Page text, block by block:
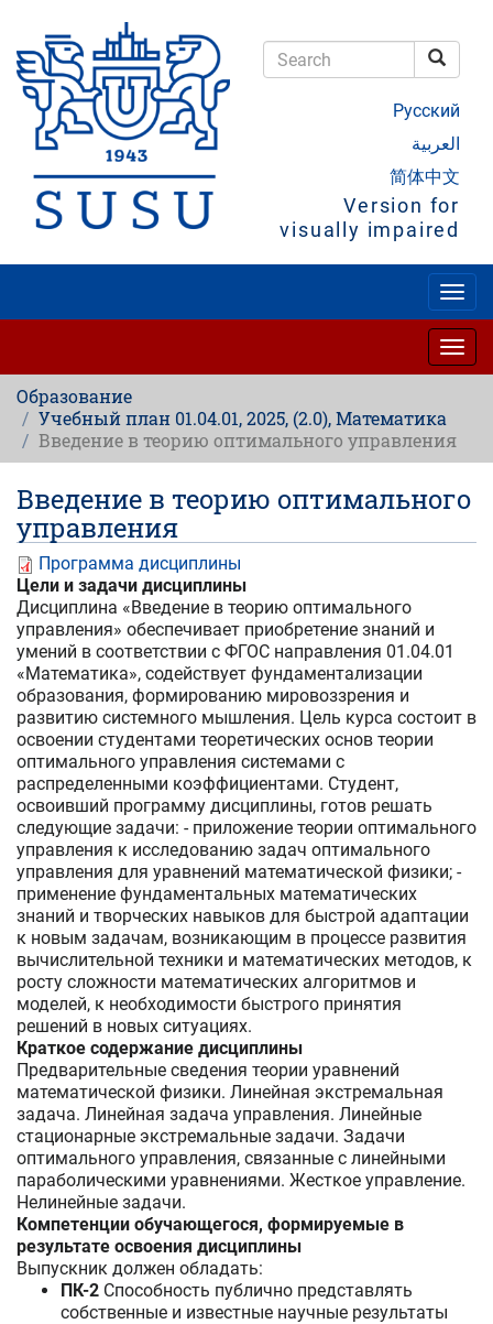
main
content
Русский
العربية
简体中文
Version for
visually impaired
Образование
Учебный план 01.04.01, 2025, (2.0), Математика
Введение в теорию оптимального управления
Введение в теорию оптимального
управления
Программа дисциплины
Цели и задачи дисциплины
Дисциплина «Введение в теорию оптимального
управления» обеспечивает приобретение знаний и
умений в соответствии с ФГОС направления 01.04.01
«Математика», содействует фундаментализации
образования, формированию мировоззрения и
развитию системного мышления. Цель курса состоит в
освоении студентами теоретических основ теории
оптимального управления системами с
распределенными коэффициентами. Студент,
освоивший программу дисциплины, готов решать
следующие задачи: - приложение теории оптимального
управления к исследованию задач оптимального
управления для уравнений математической физики; -
применение фундаментальных математических
знаний и творческих навыков для быстрой адаптации
к новым задачам, возникающим в процессе развития
вычислительной техники и математических методов, к
росту сложности математических алгоритмов и
моделей, к необходимости быстрого принятия
решений в новых ситуациях.
Краткое содержание дисциплины
Предварительные сведения теории уравнений
математической физики. Линейная экстремальная
задача. Линейная задача управления. Линейные
стационарные экстремальные задачи. Задачи
оптимального управления, связанные с линейными
параболическими уравнениями. Жесткое управление.
Нелинейные задачи.
Компетенции обучающегося, формируемые в
результате освоения дисциплины
Выпускник должен обладать:
ПК-2 Способность публично представлять
собственные и известные научные результаты